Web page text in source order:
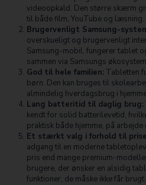
videoopkald. Den større skærm
til både film, YouTube og læsning.
Brugervenligt Samsung-
overskueligt og brugervenligt
Samsung-mobil, fungerer tablet
sammen via Samsungs
God til hele familien: Tabletten
børn. Den kan bruges til
almindelig hverdagsbrug i
Lang batteritid til daglig brug:
kendt for solid batterilevetid,
praktisk både hjemme, på arbejde
Et stærkt valg i forhold til
adgang til en moderne
pris end mange premium-
brugere, der ønsker en alsidig
funktioner, de måske ikke får brugt.